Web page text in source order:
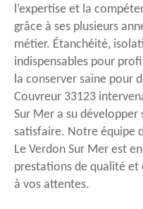
l’expertise et la
grâce à ses plusieurs
métier. Étanchéité,
indispensables pour
la conserver saine pour
Couvreur 33123
Sur Mer a su
satisfaire. Notre équipe
Le Verdon Sur Mer est
prestations de qualité
à vos attentes.